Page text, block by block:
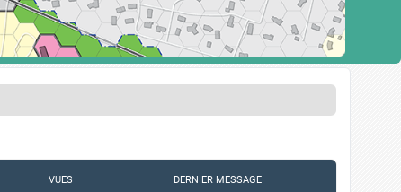
VUES DERNIER MESSAGE